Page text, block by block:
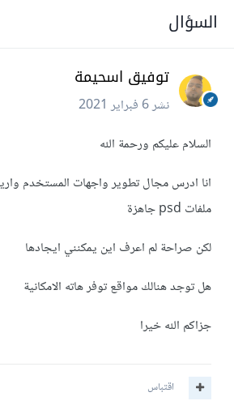
السؤال
توفيق اسحيمة
نشر6 فبراير 2021
السلام عليكم ورحمة الله
انا ادرس مجال تطوير واجهات المستخدم
ملفات psd جاهزة
لكن صراحة لم اعرف اين يمكنني ايجادها
هل توجد هنالك مواقع توفر هاته الامكانية
جزاكم الله خيرا
اقتباس